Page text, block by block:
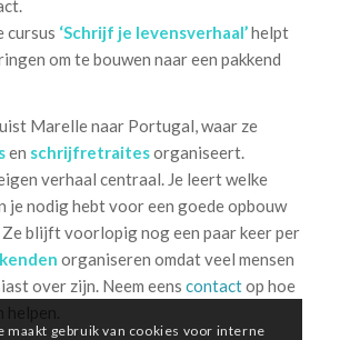
cursus ‘Schrijf je levensverhaal’helpt
om te bouwen naar een pakkend
Marelle naar Portugal, waar ze
en schrijfretraitesorganiseert.
verhaal centraal. Je leert welke
je nodig hebt voor een goede opbouw
Ze blijft voorlopig nog een paar keer per
organiseren omdat veel mensen
over zijn. Neem eens contactop hoe
maakt gebruik van cookies voor interne